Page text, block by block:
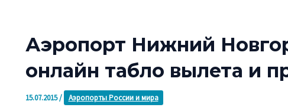
Аэропорт Нижний
онлайн табло вылета и
15.07.2015/ Аэропорты России и мира